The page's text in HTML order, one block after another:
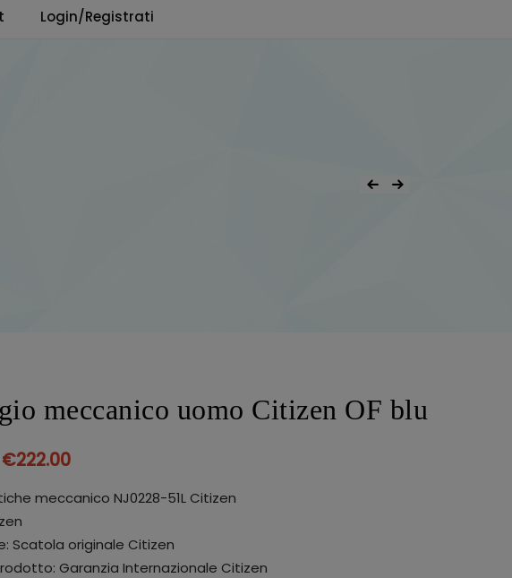
Login/Registrati
meccanico uomo Citizen OF blu
€222.00
meccanico NJ0228-51L Citizen
Scatola originale Citizen
Garanzia Internazionale Citizen